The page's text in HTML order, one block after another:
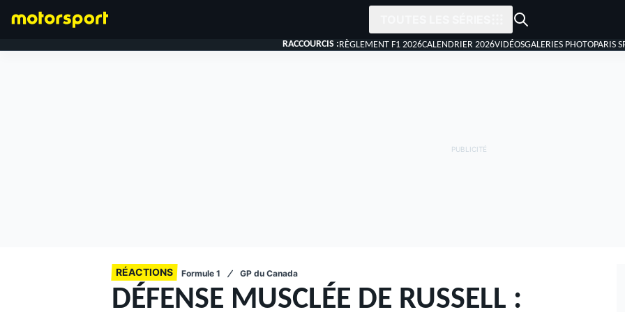
RACCOURCIS :RÈGLEMENT F1 2026CALENDRIER 2026VIDÉOSGALERIES PHOTOPARIS
RÉACTIONS Formule 1 GP du Canada
DÉFENSE MUSCLÉE DE RUSSELL :